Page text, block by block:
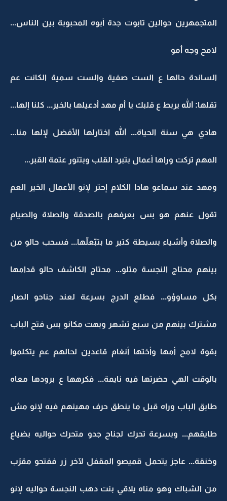
المتجمهرين حوالين تابوت جدة أبوه المحبوبة بين الناس...
لامح وجه أمو
الساندة حالها ع الست صفية والست سمية الكانت عم
تقلها: الله يربط ع قلبك يا أم مهد أدعيلها بالخير... كلنا إلها...
هادي هي سنة الحياة... الله اختارلها الأفضل لإلها منا...
المهم تركت وراها أعمال بتبرد القلب وبتنور عتمة القبر...
ومهد عند سماعو هادا الكلام إحتر لإنو الأعمال الخير العم
تقول عنهم هو بس بعرفهم بالصدقة والصلاة والصيام
والصلاة وأشياء بسيطة كتير ما بتبّعلّها... فسحب حالو من
بينهم محتاج النجسة متلو... محتاج الكاشف حالو قدامها
بكل مساوؤو... فطلع الدرج بسرعة لعند جناحو الصار
مشترك بينهم من سبع تشهر وبهت مكانو بس فتح الباب
بقوة لامح أمها وأختها أنغام قاعدين لحالهم عم يتكلموا
بالوقت الهي حضرتها فيه نايمة... فكرهها ع برودها معاه
طابق الباب وراه قبل ما ينطق حرف مهينهم فيه لإنو مش
طايقهم... وبسرعة تحرك لجناح جدو متحرك حواليه بضياع
وخنقة... عاجز يتحمل قميصو المقفل لآخر زر ففتحو مقرّب
من الشباك وهو مناه يلاقي بنت دهب النجسة حواليه لإنو